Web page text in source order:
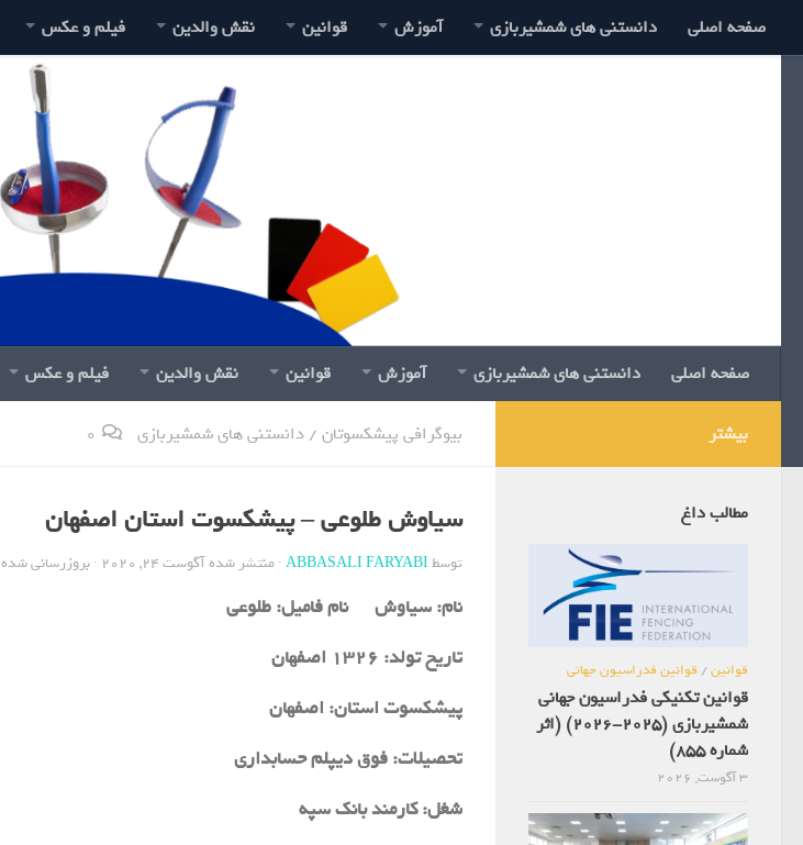
صفحه اصلی دانستنی های شمشیربازی آموزش قوانین نقش والدین فیلم و عکس
صفحه اصلی دانستنی های شمشیربازی آموزش قوانین نقش والدین فیلم و عکس
بیوگرافی پیشکسوتان / دانستنی های شمشیربازی 0
سیاوش طلوعی – پیشکسوت استان اصفهان
توسطABBASALI FARYABI · منتشر شدهآگوست 24, 2020 · بروزرسانی شده
نام:سیاوش نام فامیل:طلوعی
تاریخ تولد:
پیشکسوت استان: اصفهان
تحصیلات:فوق دیپلم حسابداری
شغل:کارمند بانک سپه
بیشتر
مطالب داغ
قوانین/ قوانین فدراسیون جهانی
قوانین تکنیکی فدراسیون جهانی
شمشیربازی (2025-2026) (اثر
شماره 855)
3 آگوست, 2026